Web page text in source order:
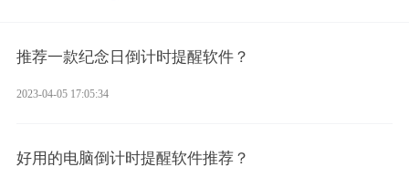
推荐一款纪念日倒计时提醒软件？
2023-04-05 17:05:34
好用的电脑倒计时提醒软件推荐？